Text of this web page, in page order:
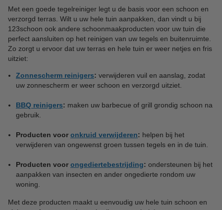
Met een goede tegelreiniger legt u de basis voor een schoon en
verzorgd terras. Wilt u uw hele tuin aanpakken, dan vindt u bij
123schoon ook andere schoonmaakproducten voor uw tuin die
perfect aansluiten op het reinigen van uw tegels en buitenruimte.
Zo zorgt u ervoor dat uw terras en hele tuin er weer netjes en fris
uitziet:
Zonnescherm reinigers: verwijderen vuil en aanslag, zodat
uw zonnescherm er weer schoon en verzorgd uitziet.
BBQ reinigers: maken uw barbecue of grill grondig schoon na
gebruik.
Producten voor onkruid verwijderen: helpen bij het
verwijderen van ongewenst groen tussen tegels en in de tuin.
Producten voor ongediertebestrijding: ondersteunen bij het
aanpakken van insecten en ander ongedierte rondom uw
woning.
Met deze producten maakt u eenvoudig uw hele tuin schoon en